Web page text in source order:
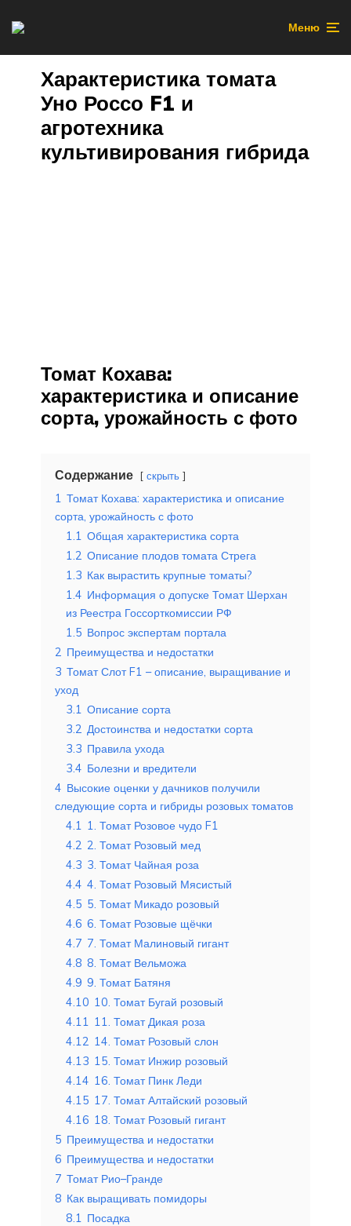
Меню
Характеристика томата
Уно Россо F1 и
агротехника
культивирования гибрида
Томат Кохава:
характеристика и описание
сорта, урожайность с фото
Содержание скрыть
1 Томат Кохава: характеристика и описание
сорта, урожайность с фото
1.1 Общая характеристика сорта
1.2 Описание плодов томата Стрега
1.3 Как вырастить крупные томаты?
1.4 Информация о допуске Томат Шерхан
из Реестра Госсорткомиссии РФ
1.5 Вопрос экспертам портала
2 Преимущества и недостатки
3 Томат Слот F1 – описание, выращивание и
уход
3.1 Описание сорта
3.2 Достоинства и недостатки сорта
3.3 Правила ухода
3.4 Болезни и вредители
4 Высокие оценки у дачников получили
следующие сорта и гибриды розовых томатов
4.1 1. Томат Розовое чудо F1
4.2 2. Томат Розовый мед
4.3 3. Томат Чайная роза
4.4 4. Томат Розовый Мясистый
4.5 5. Томат Микадо розовый
4.6 6. Томат Розовые щёчки
4.7 7. Томат Малиновый гигант
4.8 8. Томат Вельможа
4.9 9. Томат Батяня
4.10 10. Томат Бугай розовый
4.11 11. Томат Дикая роза
4.12 14. Томат Розовый слон
4.13 15. Томат Инжир розовый
4.14 16. Томат Пинк Леди
4.15 17. Томат Алтайский розовый
4.16 18. Томат Розовый гигант
5 Преимущества и недостатки
6 Преимущества и недостатки
7 Томат Рио–Гранде
8 Как выращивать помидоры
8.1 Посадка